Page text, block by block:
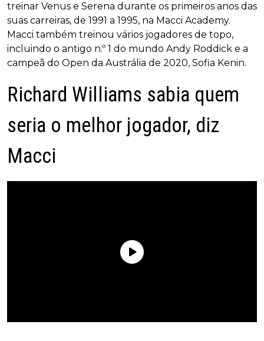
treinar Venus e Serena durante os primeiros anos das
suas carreiras, de 1991 a 1995, na Macci Academy.
Macci também treinou vários jogadores de topo,
incluindo o antigo n.º 1 do mundo Andy Roddick e a
campeã do Open da Austrália de 2020, Sofia Kenin.
Richard Williams sabia quem
seria o melhor jogador, diz
Macci